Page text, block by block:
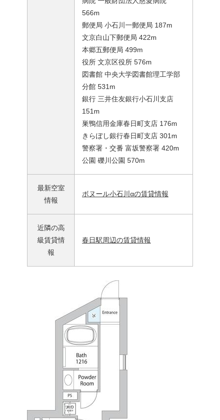
566m
郵便局 小石川一郵便局 187m
文京白山下郵便局 422m
本郷五郵便局 499m
役所 文京区役所 576m
図書館 中央大学図書館理工学部
分館 531m
銀行 三井住友銀行小石川支店
151m
巣鴨信用金庫春日町支店 176m
きらぼし銀行春日町支店 301m
警察署・交番 富坂警察署 420m
公園 礫川公園 570m
最新空室
情報
ボヌール小石川αの賃貸情報
近隣の高
級賃貸情
報
春日駅周辺の賃貸情報